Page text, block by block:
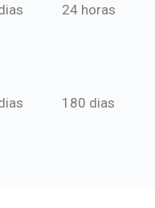
24 horas
180 dias